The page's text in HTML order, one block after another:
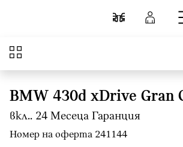
Към основното съдържание
Cравнете
Преглед
BMW 430d xDrive Gran
вкл.. 24 Mесеца Гаранция
Номер на оферта 241144